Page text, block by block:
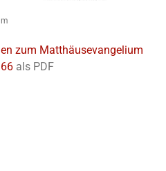
zum Matthäusevangelium
als PDF